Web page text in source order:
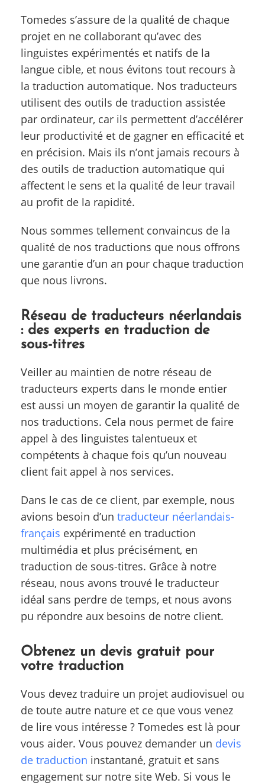
Tomedes s’assure de la qualité de chaque
projet en ne collaborant qu’avec des
linguistes expérimentés et natifs de la
langue cible, et nous évitons tout recours à
la traduction automatique. Nos traducteurs
utilisent des outils de traduction assistée
par ordinateur, car ils permettent d’accélérer
leur productivité et de gagner en efficacité et
en précision. Mais ils n’ont jamais recours à
des outils de traduction automatique qui
affectent le sens et la qualité de leur travail
au profit de la rapidité.
Nous sommes tellement convaincus de la
qualité de nos traductions que nous offrons
une garantie d’un an pour chaque traduction
que nous livrons.
Réseau de traducteurs néerlandais
: des experts en traduction de
sous-titres
Veiller au maintien de notre réseau de
traducteurs experts dans le monde entier
est aussi un moyen de garantir la qualité de
nos traductions. Cela nous permet de faire
appel à des linguistes talentueux et
compétents à chaque fois qu’un nouveau
client fait appel à nos services.
Dans le cas de ce client, par exemple, nous
avions besoin d’un traducteur néerlandais-
français expérimenté en traduction
multimédia et plus précisément, en
traduction de sous-titres. Grâce à notre
réseau, nous avons trouvé le traducteur
idéal sans perdre de temps, et nous avons
pu répondre aux besoins de notre client.
Obtenez un devis gratuit pour
votre traduction
Vous devez traduire un projet audiovisuel ou
de toute autre nature et ce que vous venez
de lire vous intéresse ? Tomedes est là pour
vous aider. Vous pouvez demander un devis
de traduction instantané, gratuit et sans
engagement sur notre site Web. Si vous le